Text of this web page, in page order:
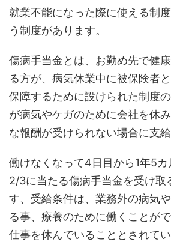
就業不能になった際に使える制
う制度があります。
傷病手当金とは、お勤め先で健
る方が、病気休業中に被保険者
保障するために設けられた制度
が病気やケガのために会社を休
な報酬が受けられない場合に支給
働けなくなって4日目から1年5
2/3に当たる傷病手当金を受け取
す、受給条件は、業務外の病気
る事、療養のために働くことが
仕事を休んでいることとされてい